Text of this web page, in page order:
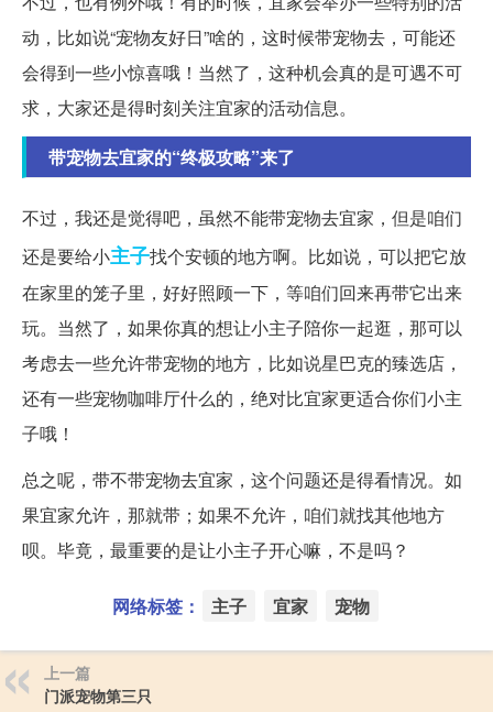
动，比如说“宠物友好日”啥的，这时候带宠物去，可能还
会得到一些小惊喜哦！当然了，这种机会真的是可遇不可
求，大家还是得时刻关注宜家的活动信息。
带宠物去宜家的“终极攻略”来了
不过，我还是觉得吧，虽然不能带宠物去宜家，但是咱们
还是要给小主子找个安顿的地方啊。比如说，可以把它放
在家里的笼子里，好好照顾一下，等咱们回来再带它出来
玩。当然了，如果你真的想让小主子陪你一起逛，那可以
考虑去一些允许带宠物的地方，比如说星巴克的臻选店，
还有一些宠物咖啡厅什么的，绝对比宜家更适合你们小主
子哦！
总之呢，带不带宠物去宜家，这个问题还是得看情况。如
果宜家允许，那就带；如果不允许，咱们就找其他地方
呗。毕竟，最重要的是让小主子开心嘛，不是吗？
网络标签： 主子 宜家 宠物
上一篇
门派宠物第三只